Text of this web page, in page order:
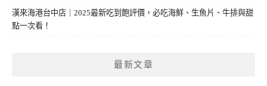
漢來海港台中店｜2025最新吃到飽評價，必吃海鮮、生魚片、牛排與甜
點一次看！
最新文章